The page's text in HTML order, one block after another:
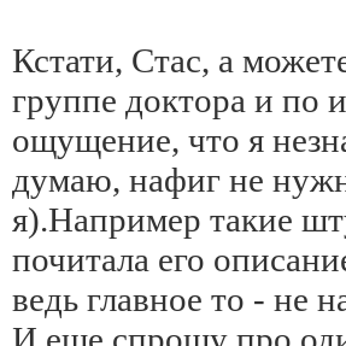
Кстати, Стас, а
группе доктора и по
ощущение, что я
думаю, нафиг не
я).Например такие
почитала его
ведь главное то - не